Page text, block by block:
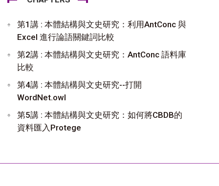
第1講 : 本體結構與文史研究：利用AntConc 與
Excel 進行論語關鍵詞比較
第2講 : 本體結構與文史研究：AntConc 語料庫
比較
第4講 : 本體結構與文史研究--打開
WordNet.owl
第5講 : 本體結構與文史研究：如何將CBDB的
資料匯入Protege